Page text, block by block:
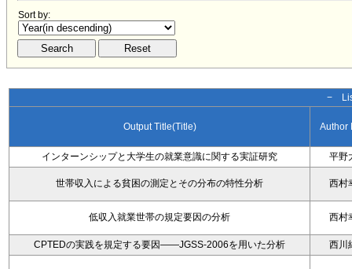
Sort by:
−
Output Title(Title) Author
インターンシップと大学生の就業意識に関する実証研究 平野
世帯収入による貧困の測定とその分布の特性分析 西村
低収入就業世帯の規定要因の分析 西村
CPTEDの実践を規定する要因――JGSS-2006を用いた分析 西川